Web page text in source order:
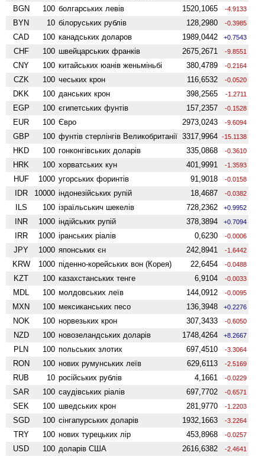
BGN 100 болгарських левів 1520,1065 -4.9133
BYN 10 білоруських рублів 128,2980 -0.3985
CAD 100 канадських доларов 1989,0442 +0.7543
CHF 100 швейцарських франків 2675,2671 -9.8551
CNY 100 китайських юанів женьмiньбi 380,4789 -0.2164
CZK 100 чеських крон 116,6532 -0.0520
DKK 100 данських крон 398,2565 -1.2711
EGP 100 єгипетських фунтів 157,2357 -0.1528
EUR 100 Євро 2973,0243 -9.6094
GBP 100 фунтів стерлінгів Велико­британії 3317,9964 -15.1138
HKD 100 гонконгівських доларів 335,0868 -0.3610
HRK 100 хорватських кун 401,9991 -1.3593
HUF 1000 угорських форинтів 91,9018 -0.0158
IDR 10000 індонезійських рупій 18,4687 -0.0382
ILS 100 ізраїльськич шекелів 728,2362 +0.9952
INR 1000 індійських рупій 378,3894 +0.7094
IRR 1000 іранських ріалів 0,6230 -0.0006
JPY 1000 японських єн 242,8941 -1.6442
KRW 1000 піденно-корейських вон (Корея) 22,6454 -0.0488
KZT 100 казахстанських тенге 6,9104 -0.0033
MDL 100 молдовських леїв 144,0912 -0.0095
MXN 100 мексиканських песо 136,3948 +0.2276
NOK 100 норвезьких крон 307,3433 -0.6050
NZD 100 ново­зеландських доларів 1748,4264 +8.2667
PLN 100 польських злотих 697,4510 -3.3064
RON 100 нових румунських леїв 629,6113 -2.5169
RUB 10 російських рублів 4,1661 -0.0229
SAR 100 саудівських ріалів 697,7702 -0.6571
SEK 100 шведських крон 281,9770 -1.2203
SGD 100 сінгапурських доларів 1932,1663 -3.2264
TRY 100 нових турецьких лір 453,8968 -0.0257
USD 100 доларів США 2616,6382 -2.4641